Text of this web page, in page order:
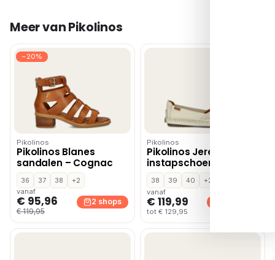
Meer van Pikolinos
−20%
Pikolinos
Pikolinos Blanes
sandalen – Cognac
36 37 38
+2
vanaf
€ 95,96
€ 119,95
2 shops
Pikolinos
Pikolinos Jerez
instapschoenen – Ecru
38 39 40
+2
vanaf
€ 119,99
tot € 129,95